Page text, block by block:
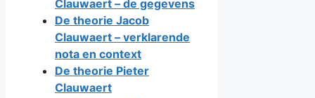
Clauwaert – de gegevens
De theorie Jacob
Clauwaert – verklarende
nota en context
De theorie Pieter
Clauwaert